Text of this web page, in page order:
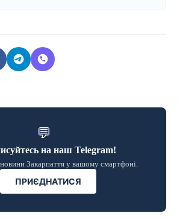
💬
на наш Telegram!
Закарпаття у вашому смартфоні.
ПРИЄДНАТИСЯ